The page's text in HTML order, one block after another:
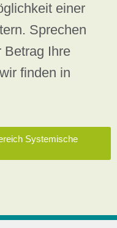
einer
Sprechen
Betrag Ihre
finden in
Systemische